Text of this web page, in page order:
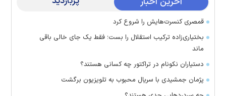
قمصری کنسرت‌هایش را شروع کرد
بختیاری‌زاده ترکیب استقلال را بست؛ فقط یک جای خالی باقی
ماند
دستیاران نکونام در تراکتور چه کسانی هستند؟
پژمان جمشیدی با سریال محبوب به تلویزیون برگشت